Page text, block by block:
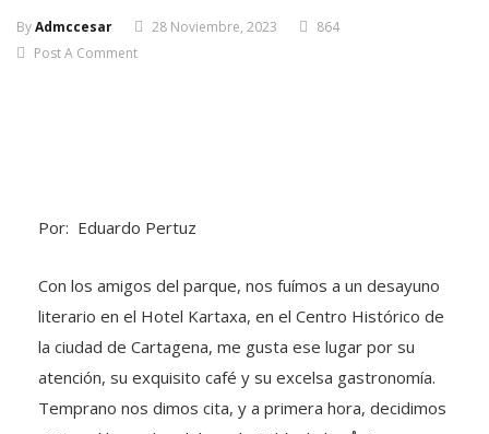
ByAdmccesar 28 Noviembre, 2023
864
Post A Comment
Por: Eduardo Pertuz
Con los amigos del parque, nos fuímos a un desayuno
literario en el Hotel Kartaxa, en el Centro Histórico de
la ciudad de Cartagena, me gusta ese lugar por su
atención, su exquisito café y su excelsa gastronomía.
Temprano nos dimos cita, y a primera hora, decidimos